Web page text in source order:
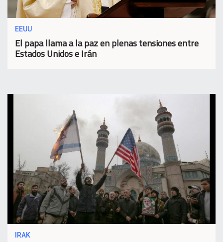
EEUU
El papa llama a la paz en plenas tensiones entre
Estados Unidos e Irán
IRAK